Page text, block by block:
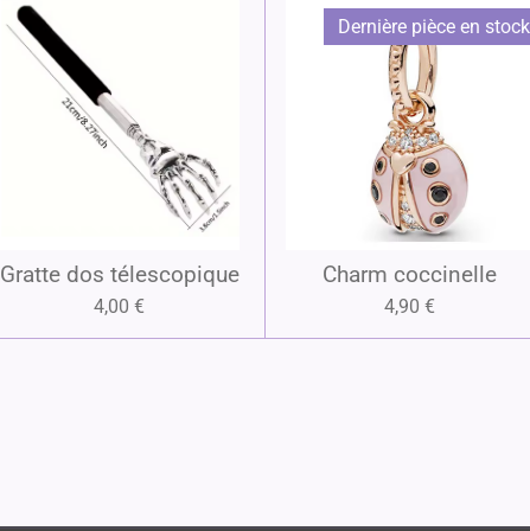
Gratte dos télescopique
4,00 €
Dernière pièce en
Charm coccinelle
4,90 €